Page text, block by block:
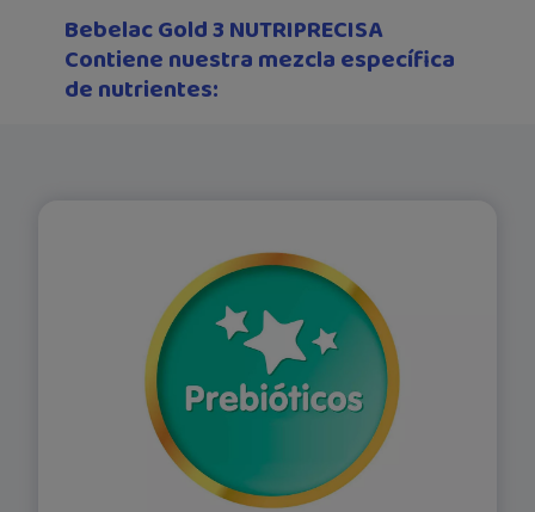
Bebelac Gold 3 NUTRIPRECISA
Contiene nuestra mezcla específica
de nutrientes: